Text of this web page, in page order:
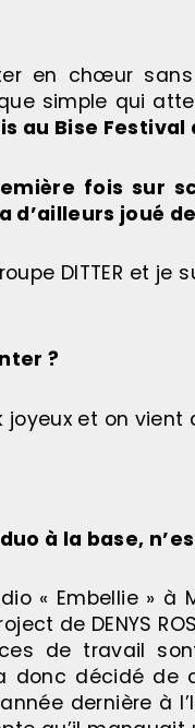
en chœur
simple qui
au Bise Festival
fois sur
a d’ailleurs joué
DITTER et je
?
et on vient
à la base,
« Embellie » à
de DENYS
de travail
décidé de
dernière à